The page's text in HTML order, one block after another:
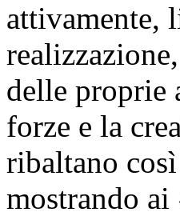
attivamente,
delle proprie
forze e la
ribaltano
mostrando